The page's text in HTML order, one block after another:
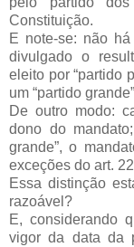
Constituição.
E note-se: não
divulgado o
eleito por “partido
um “partido
De outro modo:
dono do
grande”, o
exceções do art.
Essa distinção
razoável?
E, considerando
vigor da data da